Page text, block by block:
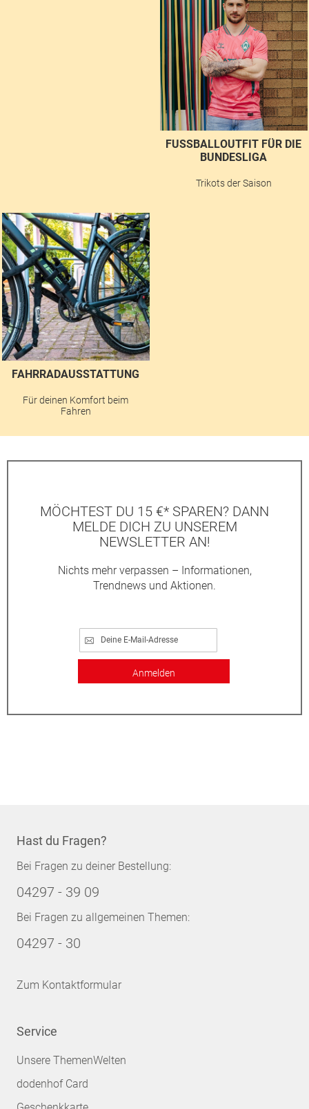
FUSSBALLOUTFIT FÜR DIE B
UNDESLIGA
Trikots der Saison
FAHRRADAUSSTATTUNG
Für deinen Komfort beim
Fahren
MÖCHTEST DU 15 €* SPAREN? DANN
MELDE DICH ZU UNSEREM
NEWSLETTER AN!
Nichts mehr verpassen – Informationen,
Trendnews und Aktionen.
Anmelden
Hast du Fragen?
Bei Fragen zu deiner Bestellung:
04297 - 39 09
Bei Fragen zu allgemeinen Themen:
04297 - 30
Zum Kontaktformular
Service
Unsere ThemenWelten
dodenhof Card